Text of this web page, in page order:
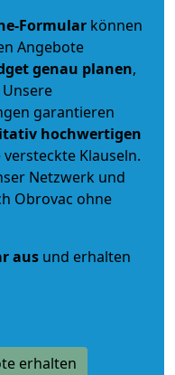
Formular können
Angebote
genau planen,
garantieren
hochwertigen
versteckte Klauseln.
Netzwerk und
Obrovac ohne
aus und erhalten
erhalten